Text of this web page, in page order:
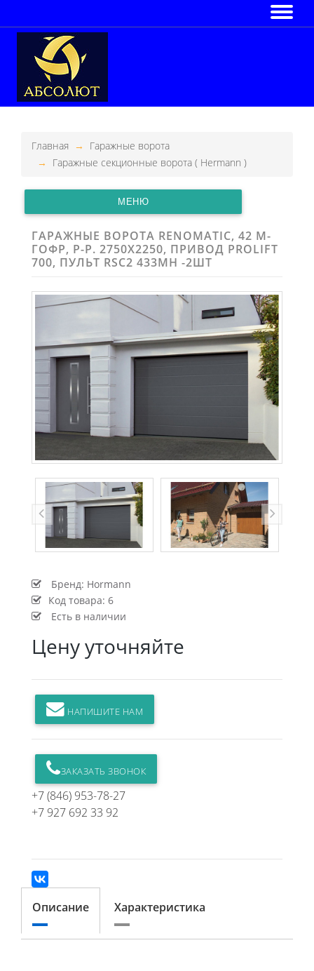
Главная
Гаражные ворота
Гаражные секционные ворота ( Hermann )
МЕНЮ
ГАРАЖНЫЕ ВОРОТА RENOMATIC, 42 М-
ГОФР, Р-Р. 2750Х2250, ПРИВОД PROLIFT
700, ПУЛЬТ RSC2 433MH -2ШТ
Бренд: Hormann
Код товара: 6
Есть в наличии
Цену уточняйте
НАПИШИТЕ НАМ
ЗАКАЗАТЬ ЗВОНОК
+7 (846) 953-78-27
+7 927 692 33 92
Описание Характеристика